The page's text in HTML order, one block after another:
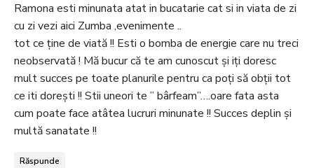
Ramona esti minunata atat in bucatarie cat si in viata de zi
cu zi vezi aici Zumba ,evenimente ..
tot ce ține de viată !! Esti o bomba de energie care nu treci
neobservată ! Mă bucur că te am cunoscut și iți doresc
mult succes pe toate planurile pentru ca poți să obții tot
ce iti dorești !! Stii uneori te ” bârfeam”….oare fata asta
cum poate face atâtea lucruri minunate !! Succes deplin și
multă sanatate !!
Răspunde